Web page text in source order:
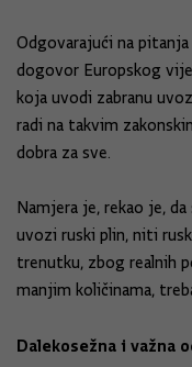
Odgovarajući na
dogovor Europskog
koja uvodi zabranu
radi na takvim
dobra za sve.
Namjera je, rekao je,
uvozi ruski plin, niti
trenutku, zbog realnih
manjim količinama,
Dalekosežna i važna